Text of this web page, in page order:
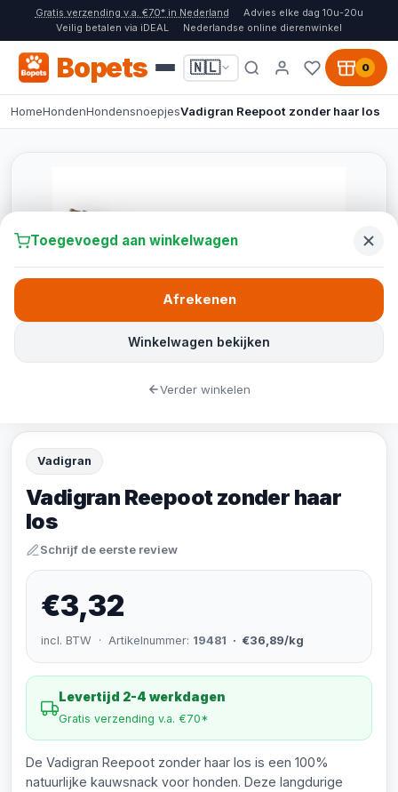
Gratis verzending v.a. €70* in Nederland
Advies elke dag 10u-20u
Veilig betalen via iDEAL
Nederlandse online dierenwinkel
Bopets 🇳🇱 0
HomeHondenHondensnoepjesVadigran Reepoot zonder haar los
Vadigran
Vadigran Reepoot zonder haar
los
Schrijf de eerste review
€3,32
incl. BTW · Artikelnummer: 19481 · €36,89/kg
Levertijd 2-4 werkdagen
Gratis verzending v.a. €70*
De Vadigran Reepoot zonder haar los is een 100%
natuurlijke kauwsnack voor honden. Deze langdurige
Toegevoegd aan winkelwagen
Winkelwagen bekijken
Afrekenen
Verder winkelen